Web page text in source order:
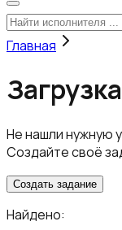
Главная
Не нашли нужную
Создайте своё
Создать задание
Найдено: